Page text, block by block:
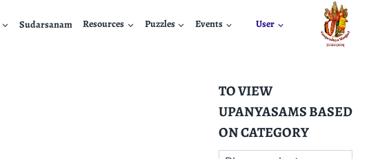
Sudarsanam Resources Puzzles Events User
TO VIEW
UPANYASAMS BASED
ON CATEGORY